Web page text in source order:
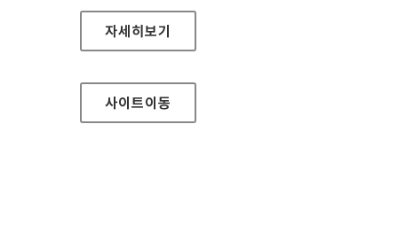
레인보우영동도서관 홈페이지
자세히보기
사이트이동